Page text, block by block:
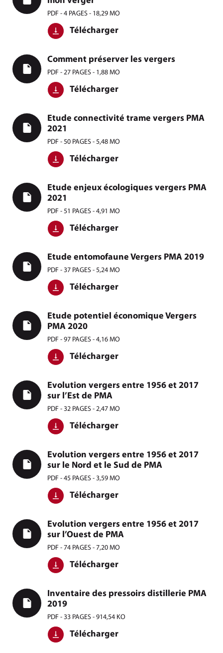
PDF - 4 PAGES - 18,29 MO
Télécharger
Comment préserver les vergers
PDF - 27 PAGES - 1,88 MO
Télécharger
Etude connectivité trame vergers PMA
2021
PDF - 50 PAGES - 5,48 MO
Télécharger
Etude enjeux écologiques vergers PMA
2021
PDF - 51 PAGES - 4,91 MO
Télécharger
Etude entomofaune Vergers PMA 2019
PDF - 37 PAGES - 5,24 MO
Télécharger
Etude potentiel économique Vergers
PMA 2020
PDF - 97 PAGES - 4,16 MO
Télécharger
Evolution vergers entre 1956 et 2017
sur l’Est de PMA
PDF - 32 PAGES - 2,47 MO
Télécharger
Evolution vergers entre 1956 et 2017
sur le Nord et le Sud de PMA
PDF - 45 PAGES - 3,59 MO
Télécharger
Evolution vergers entre 1956 et 2017
sur l’Ouest de PMA
PDF - 74 PAGES - 7,20 MO
Télécharger
Inventaire des pressoirs distillerie PMA
2019
PDF - 33 PAGES - 914,54 KO
Télécharger